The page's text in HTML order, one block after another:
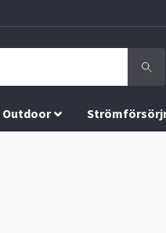
Outdoor